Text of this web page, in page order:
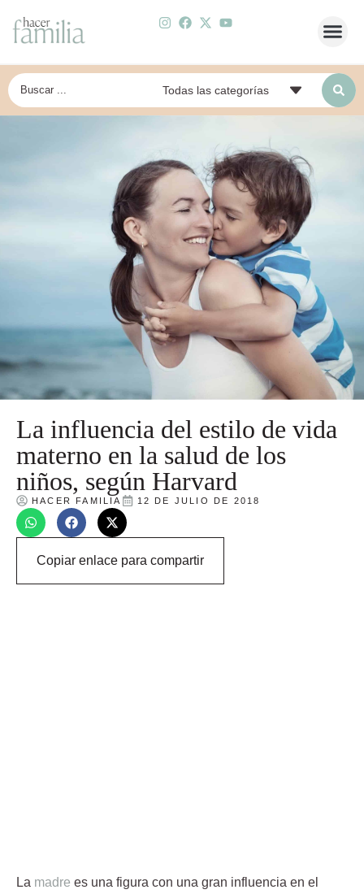
La influencia del estilo de vida
materno en la salud de los
niños, según Harvard
HACER FAMILIA 12 DE JULIO DE 2018
Copiar enlace para compartir
La madre es una figura con una gran influencia en el